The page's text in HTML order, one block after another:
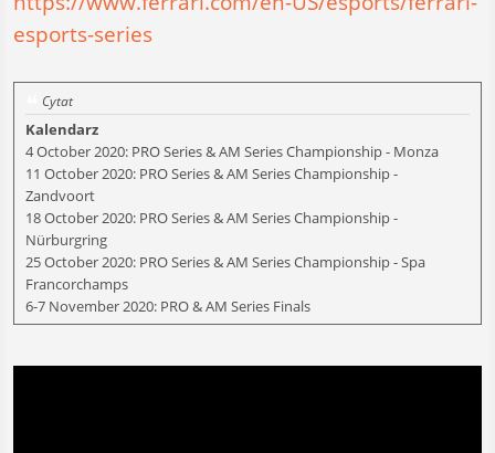
esports-series
Cytat
Kalendarz
4 October 2020: PRO Series & AM Series Championship - Monza
11 October 2020: PRO Series & AM Series Championship -
Zandvoort
18 October 2020: PRO Series & AM Series Championship -
Nürburgring
25 October 2020: PRO Series & AM Series Championship - Spa
Francorchamps
6-7 November 2020: PRO & AM Series Finals